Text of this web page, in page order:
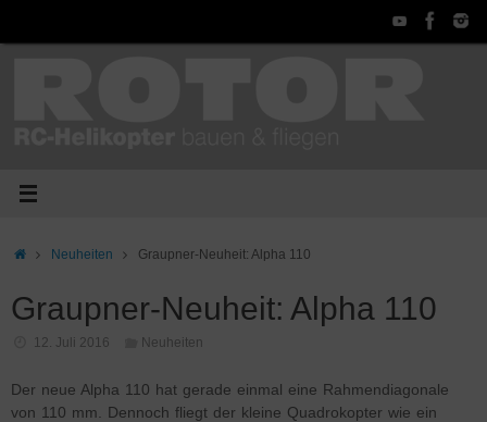
StartNeuheiten Graupner-Neuheit: Alpha 110
Graupner-Neuheit: Alpha 110
12. Juli 2016 Neuheiten
Der neue Alpha 110 hat gerade einmal eine Rahmendiagonale
von 110 mm. Dennoch fliegt der kleine Quadrokopter wie ein